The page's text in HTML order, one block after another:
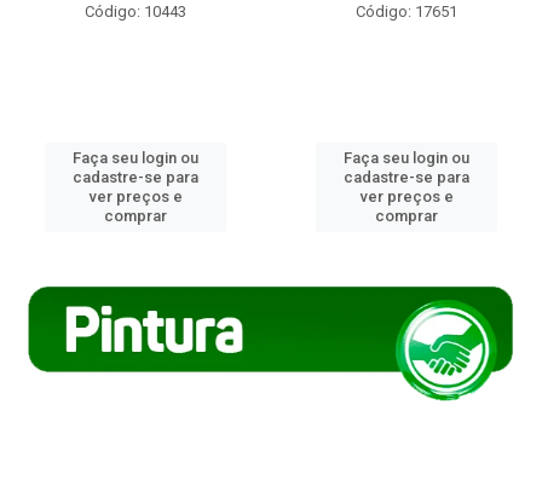
Código: 10443
Faça seu login ou
cadastre-se para
ver preços e
comprar
Código: 17651
Faça seu login ou
cadastre-se para
ver preços e
comprar